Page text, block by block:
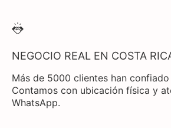
NEGOCIO REAL EN COSTA
Más de 5000 clientes han
Contamos con ubicación física y
WhatsApp.